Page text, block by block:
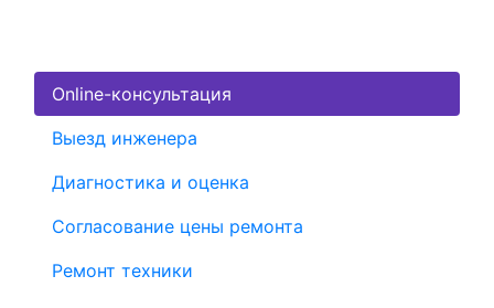
Online-консультация
Выезд инженера
Диагностика и оценка
Согласование цены ремонта
Ремонт техники